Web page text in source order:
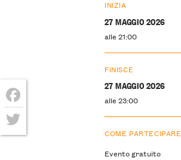
INIZIA
27 MAGGIO 2026
alle 21:00
FINISCE
27 MAGGIO 2026
alle 23:00
COME PARTECIPARE
Evento gratuito
Facebook
Twitter